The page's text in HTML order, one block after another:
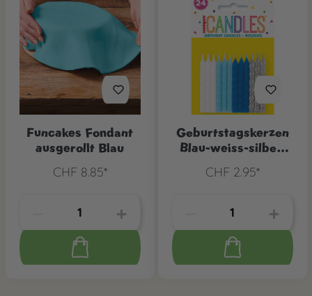
Funcakes Fondant
ausgerollt Blau
CHF 8.85*
Geburtstagskerzen
Blau-weiss-silber,
CHF 2.95*